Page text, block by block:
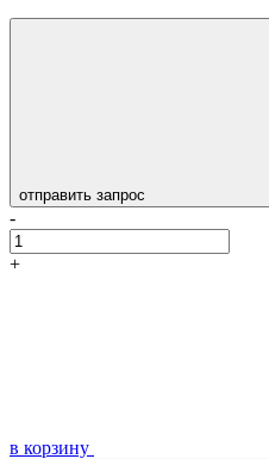
отправить запрос
-
+
в корзину